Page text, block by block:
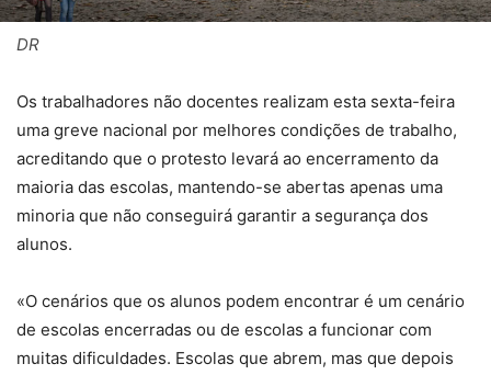
DR
Os trabalhadores não docentes realizam esta sexta-feira
uma greve nacional por melhores condições de trabalho,
acreditando que o protesto levará ao encerramento da
maioria das escolas, mantendo-se abertas apenas uma
minoria que não conseguirá garantir a segurança dos
alunos.
«O cenários que os alunos podem encontrar é um cenário
de escolas encerradas ou de escolas a funcionar com
muitas dificuldades. Escolas que abrem, mas que depois